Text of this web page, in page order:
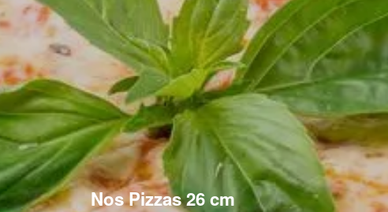
Nos Pizzas 26 cm